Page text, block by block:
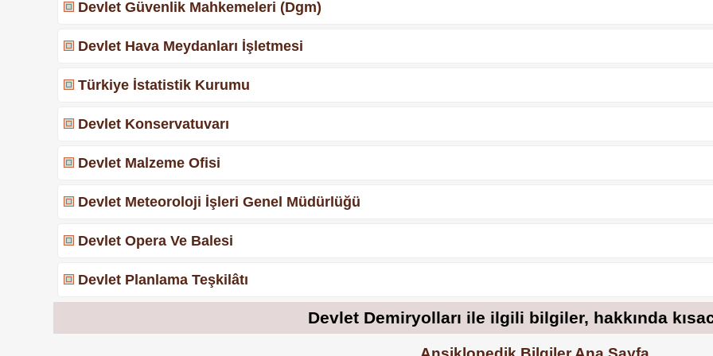
Devlet Güvenlik Mahkemeleri (Dgm)
Devlet Hava Meydanları İşletmesi
Türkiye İstatistik Kurumu
Devlet Konservatuvarı
Devlet Malzeme Ofisi
Devlet Meteoroloji İşleri Genel Müdürlüğü
Devlet Opera Ve Balesi
Devlet Planlama Teşkilâtı
Devlet Demiryolları ile ilgili bilgiler, hakkında